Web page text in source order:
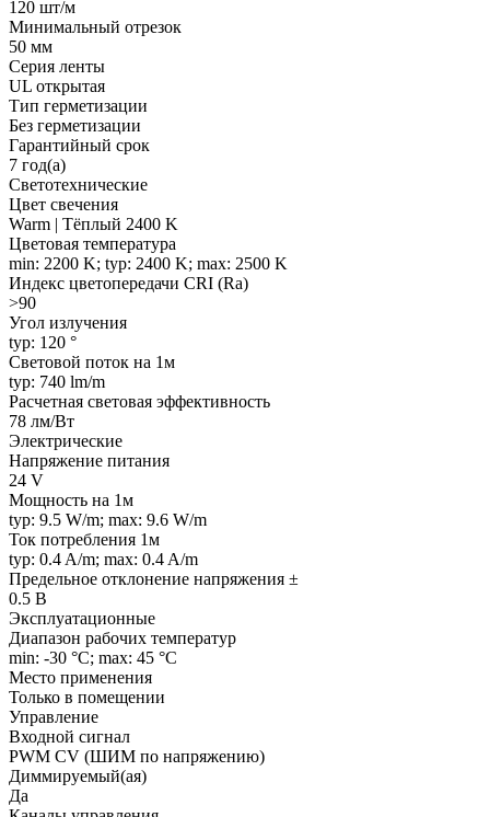
120 шт/м
Минимальный отрезок
50 мм
Серия ленты
UL открытая
Тип герметизации
Без герметизации
Гарантийный срок
7 год(а)
Светотехнические
Цвет свечения
Warm | Тёплый 2400 K
Цветовая температура
min: 2200 K; typ: 2400 K; max: 2500 K
Индекс цветопередачи CRI (Ra)
>90
Угол излучения
typ: 120 °
Световой поток на 1м
typ: 740 lm/m
Расчетная световая эффективность
78 лм/Вт
Электрические
Напряжение питания
24 V
Мощность на 1м
typ: 9.5 W/m; max: 9.6 W/m
Ток потребления 1м
typ: 0.4 A/m; max: 0.4 A/m
Предельное отклонение напряжения ±
0.5 В
Эксплуатационные
Диапазон рабочих температур
min: -30 °C; max: 45 °C
Место применения
Только в помещении
Управление
Входной сигнал
PWM СV (ШИМ по напряжению)
Диммируемый(ая)
Да